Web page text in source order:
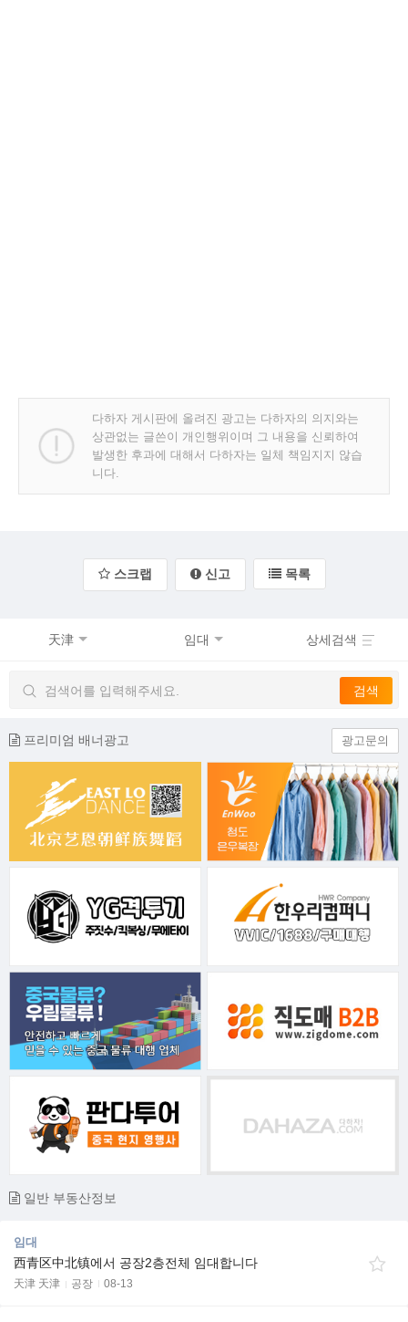
다하자 게시판에 올려진 광고는 다하자의 의지와는
상관없는 글쓴이 개인행위이며 그 내용을 신뢰하여
발생한 후과에 대해서 다하자는 일체 책임지지 않습
니다.
스크랩 신고 목록
天津 임대 상세검색
프리미엄 배너광고 광고문의
일반 부동산정보
임대
西青区中北镇에서 공장2층전체 임대합니다
天津 天津 공장 08-13